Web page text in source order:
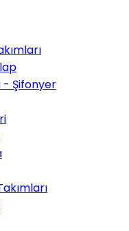
- Şifonyer